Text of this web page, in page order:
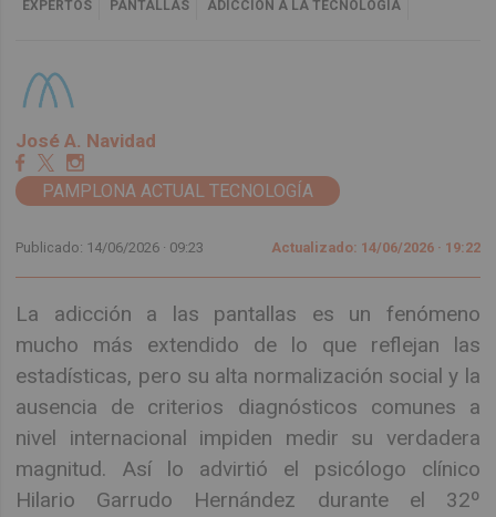
EXPERTOS PANTALLAS ADICCIÓN A LA TECNOLOGÍA
José A. Navidad
PAMPLONA ACTUAL TECNOLOGÍA
Publicado: 14/06/2026 · 09:23 Actualizado: 14/06/2026 · 19:22
La adicción a las pantallas es un fenómeno
mucho más extendido de lo que reflejan las
estadísticas, pero su alta normalización social y la
ausencia de criterios diagnósticos comunes a
nivel internacional impiden medir su verdadera
magnitud. Así lo advirtió el psicólogo clínico
Hilario Garrudo Hernández durante el 32º